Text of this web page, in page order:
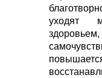
уходят